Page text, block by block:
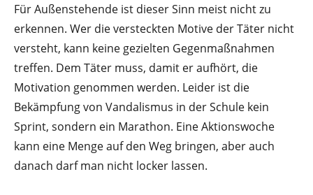
Für Außenstehende ist dieser Sinn meist nicht zu
erkennen. Wer die versteckten Motive der Täter nicht
versteht, kann keine gezielten Gegenmaßnahmen
treffen. Dem Täter muss, damit er aufhört, die
Motivation genommen werden. Leider ist die
Bekämpfung von Vandalismus in der Schule kein
Sprint, sondern ein Marathon. Eine Aktionswoche
kann eine Menge auf den Weg bringen, aber auch
danach darf man nicht locker lassen.